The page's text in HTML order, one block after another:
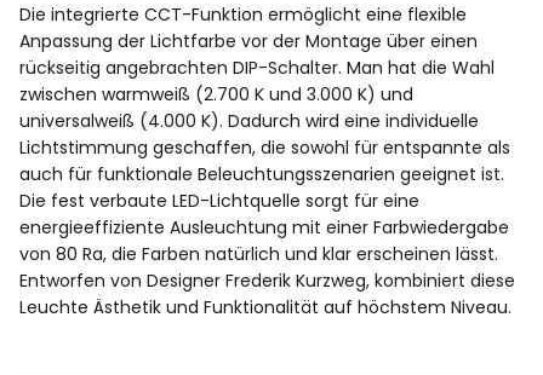
Die integrierte CCT-Funktion ermöglicht eine flexible
Anpassung der Lichtfarbe vor der Montage über einen
rückseitig angebrachten DIP-Schalter. Man hat die Wahl
zwischen warmweiß (2.700 K und 3.000 K) und
universalweiß (4.000 K). Dadurch wird eine individuelle
Lichtstimmung geschaffen, die sowohl für entspannte als
auch für funktionale Beleuchtungsszenarien geeignet ist.
Die fest verbaute LED-Lichtquelle sorgt für eine
energieeffiziente Ausleuchtung mit einer Farbwiedergabe
von 80 Ra, die Farben natürlich und klar erscheinen lässt.
Entworfen von Designer Frederik Kurzweg, kombiniert diese
Leuchte Ästhetik und Funktionalität auf höchstem Niveau.